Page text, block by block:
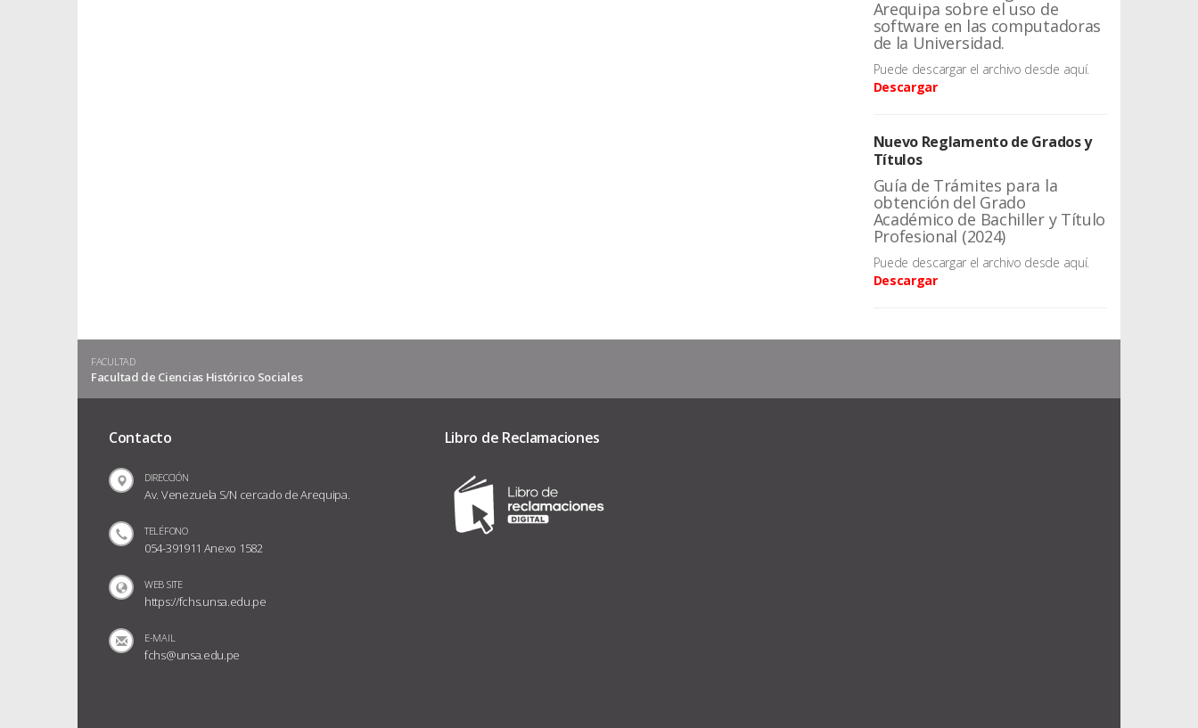
Arequipa sobre el uso de
software en las computadoras
de la Universidad.
Puede descargar el archivo desde aquí.
Descargar
Nuevo Reglamento de Grados y
Títulos
Guía de Trámites para la
obtención del Grado
Académico de Bachiller y Título
Profesional (2024)
Puede descargar el archivo desde aquí.
Descargar
FACULTAD
Facultad de Ciencias Histórico Sociales
Contacto
DIRECCIÓN
Av. Venezuela S/N cercado de Arequipa.
TELÉFONO
054-391911 Anexo 1582
WEB SITE
https://fchs.unsa.edu.pe
E-MAIL
fchs@unsa.edu.pe
Libro de Reclamaciones